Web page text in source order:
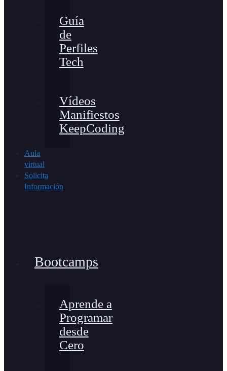
Guía
de
Perfiles
Tech
Vídeos
Manifiestos
KeepCoding
Aula
virtual
Solicita
Información
Bootcamps
Aprende a
Programar
desde
Cero